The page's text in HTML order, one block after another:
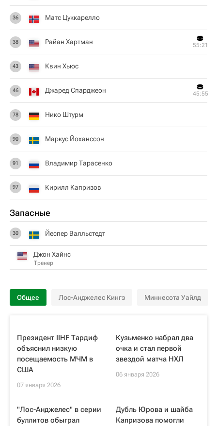
36 Матс Цуккарелло
38 Райан Хартман 55:21
43 Квин Хьюс
46 Джаред Спарджеон 45:55
78 Нико Штурм
90 Маркус Йоханссон
91 Владимир Тарасенко
97 Кирилл Капризов
Запасные
30 Йеспер Валльстедт
Джон Хайнс
Тренер
Общее Лос-Анджелес Кингз Миннесота Уайлд
Президент IIHF Тардиф
объяснил низкую
посещаемость МЧМ в
США
07 января 2026
Кузьменко набрал два
очка и стал первой
звездой матча НХЛ
06 января 2026
"Лос-Анджелес" в серии
буллитов обыграл
Дубль Юрова и шайба
Капризова помогли